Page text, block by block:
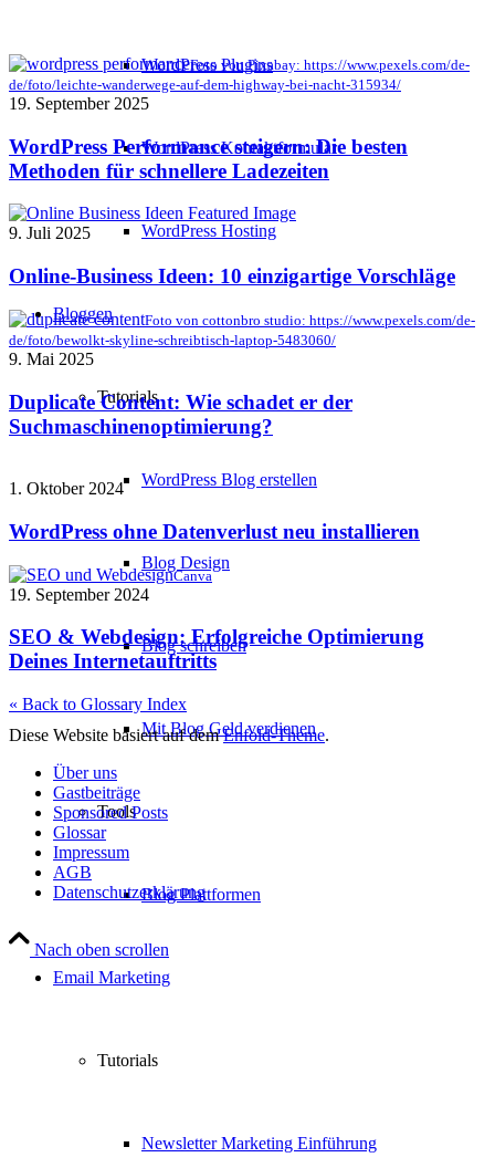
WordPress Plugins
WordPress Kontaktformular
WordPress Hosting
Bloggen
Tutorials
WordPress Blog erstellen
Blog Design
Blog schreiben
Mit Blog Geld verdienen
Tools
Blog Plattformen
Email Marketing
Tutorials
Newsletter Marketing Einführung
Foto von Pixabay: https://www.pexels.com/de-
de/foto/leichte-wanderwege-auf-dem-highway-bei-nacht-315934/
19. September 2025
WordPress Performance steigern: Die besten
Methoden für schnellere Ladezeiten
9. Juli 2025
Online-Business Ideen: 10 einzigartige Vorschläge
Foto von cottonbro studio: https://www.pexels.com/de-
de/foto/bewolkt-skyline-schreibtisch-laptop-5483060/
9. Mai 2025
Duplicate Content: Wie schadet er der
Suchmaschinenoptimierung?
1. Oktober 2024
WordPress ohne Datenverlust neu installieren
Canva
19. September 2024
SEO & Webdesign: Erfolgreiche Optimierung
Deines Internetauftritts
« Back to Glossary Index
Diese Website basiert auf demEnfold-Theme.
Über uns
Gastbeiträge
Sponsored Posts
Glossar
Impressum
AGB
Datenschutzerklärung
Nach oben scrollen